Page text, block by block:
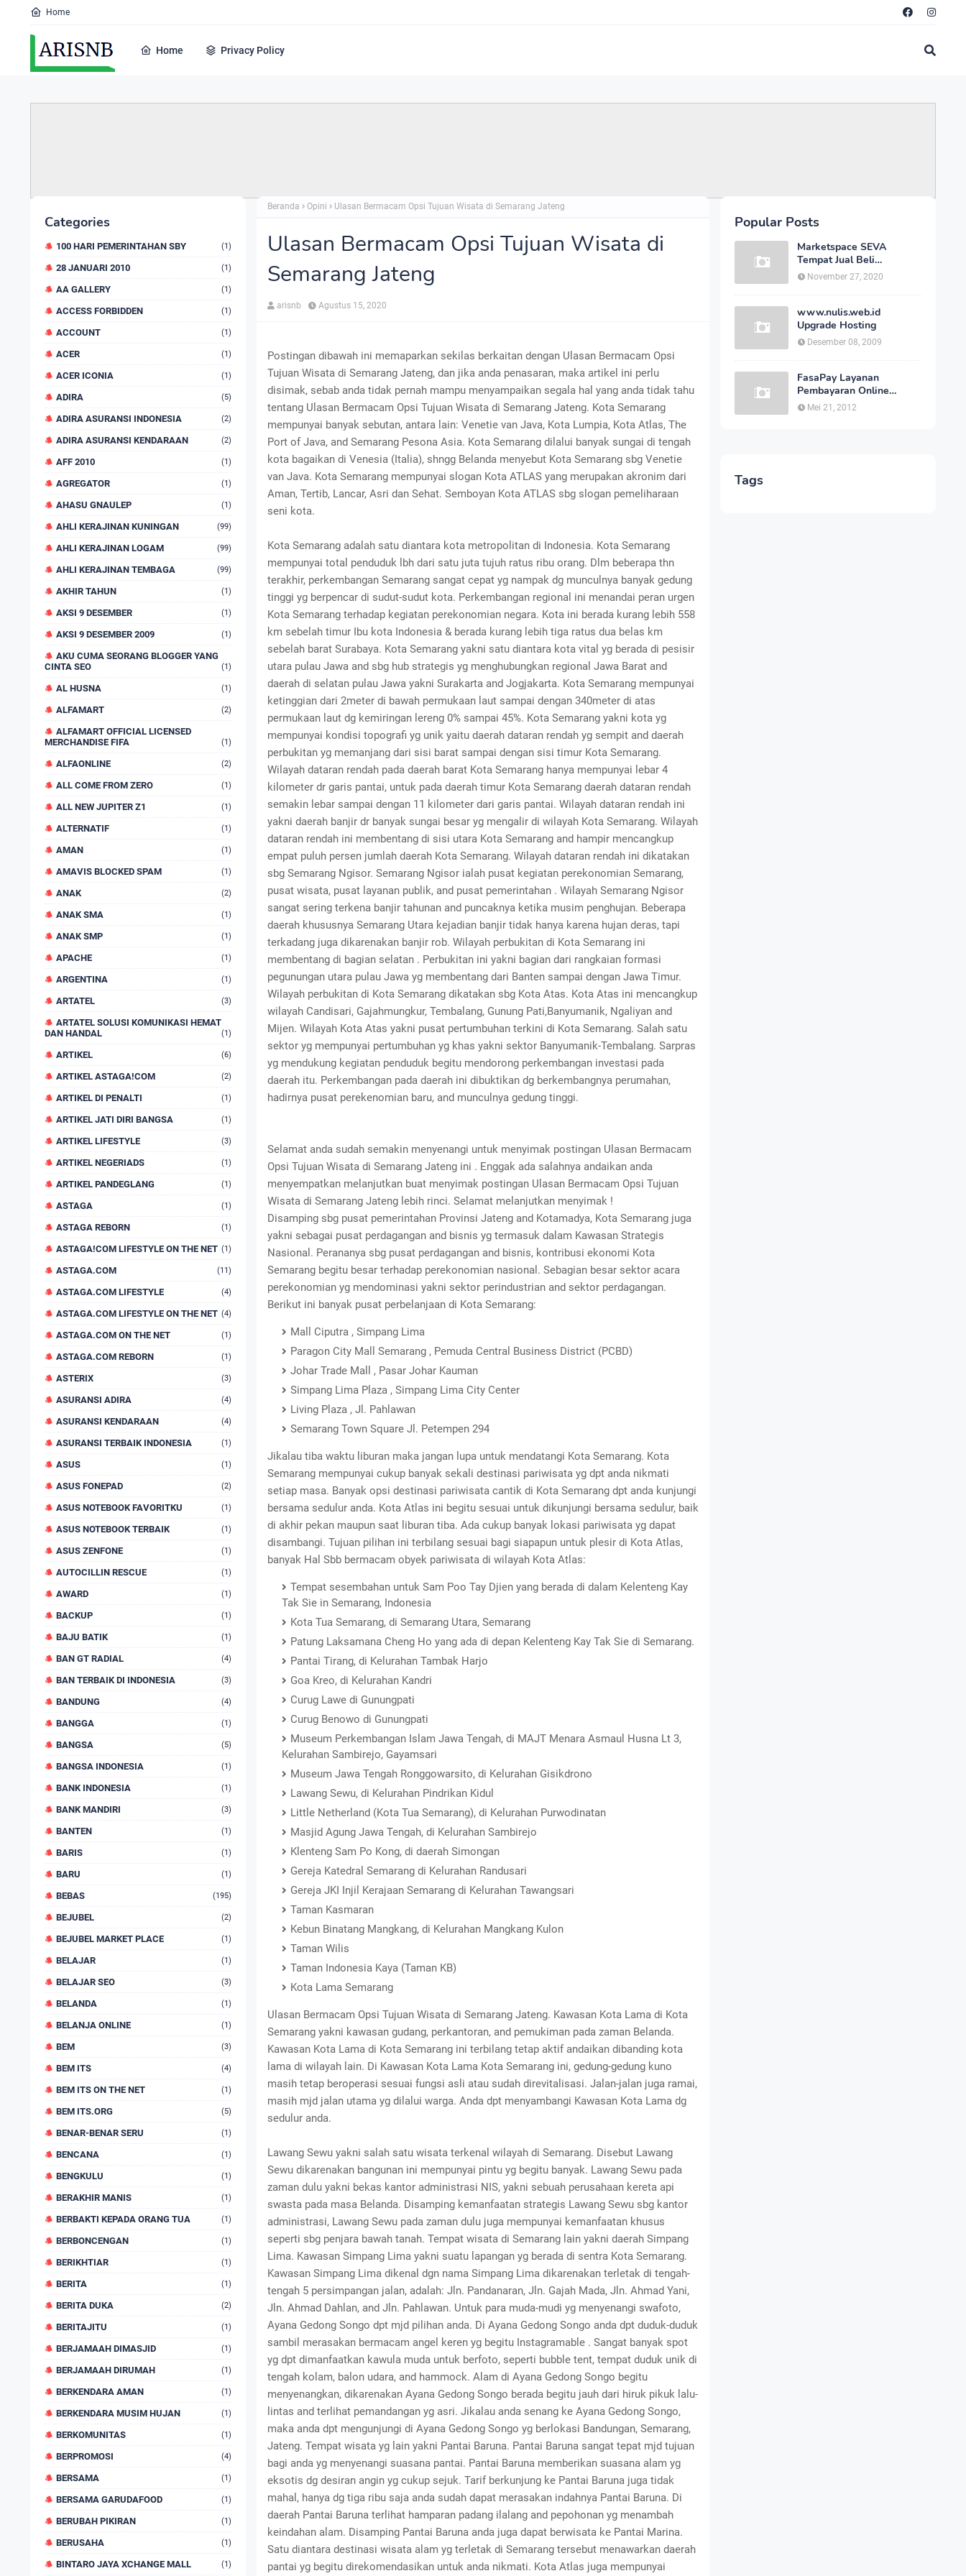
Home
Home Privacy Policy
Categories
100 HARI PEMERINTAHAN SBY (1)
28 JANUARI 2010 (1)
AA GALLERY (1)
ACCESS FORBIDDEN (1)
ACCOUNT (1)
ACER (1)
ACER ICONIA (1)
ADIRA (5)
ADIRA ASURANSI INDONESIA (2)
ADIRA ASURANSI KENDARAAN (2)
AFF 2010 (1)
AGREGATOR (1)
AHASU GNAULEP (1)
AHLI KERAJINAN KUNINGAN (99)
AHLI KERAJINAN LOGAM (99)
AHLI KERAJINAN TEMBAGA (99)
AKHIR TAHUN (1)
AKSI 9 DESEMBER (1)
AKSI 9 DESEMBER 2009 (1)
AKU CUMA SEORANG BLOGGER YANG
CINTA SEO
(1)
AL HUSNA (1)
ALFAMART (2)
ALFAMART OFFICIAL LICENSED
MERCHANDISE FIFA
(1)
ALFAONLINE (2)
ALL COME FROM ZERO (1)
ALL NEW JUPITER Z1 (1)
ALTERNATIF (1)
AMAN (1)
AMAVIS BLOCKED SPAM (1)
ANAK (2)
ANAK SMA (1)
ANAK SMP (1)
APACHE (1)
ARGENTINA (1)
ARTATEL (3)
ARTATEL SOLUSI KOMUNIKASI HEMAT
DAN HANDAL
(1)
ARTIKEL (6)
ARTIKEL ASTAGA!COM (2)
ARTIKEL DI PENALTI (1)
ARTIKEL JATI DIRI BANGSA (1)
ARTIKEL LIFESTYLE (3)
ARTIKEL NEGERIADS (1)
ARTIKEL PANDEGLANG (1)
ASTAGA (1)
ASTAGA REBORN (1)
ASTAGA!COM LIFESTYLE ON THE NET (1)
ASTAGA.COM (11)
ASTAGA.COM LIFESTYLE (4)
ASTAGA.COM LIFESTYLE ON THE NET (4)
ASTAGA.COM ON THE NET (1)
ASTAGA.COM REBORN (1)
ASTERIX (3)
ASURANSI ADIRA (4)
ASURANSI KENDARAAN (4)
ASURANSI TERBAIK INDONESIA (1)
ASUS (1)
ASUS FONEPAD (2)
ASUS NOTEBOOK FAVORITKU (1)
ASUS NOTEBOOK TERBAIK (1)
ASUS ZENFONE (1)
AUTOCILLIN RESCUE (1)
AWARD (1)
BACKUP (1)
BAJU BATIK (1)
BAN GT RADIAL (4)
BAN TERBAIK DI INDONESIA (3)
BANDUNG (4)
BANGGA (1)
BANGSA (5)
BANGSA INDONESIA (1)
BANK INDONESIA (1)
BANK MANDIRI (3)
BANTEN (1)
BARIS (1)
BARU (1)
BEBAS (195)
BEJUBEL (2)
BEJUBEL MARKET PLACE (1)
BELAJAR (1)
BELAJAR SEO (3)
BELANDA (1)
BELANJA ONLINE (1)
BEM (3)
BEM ITS (4)
BEM ITS ON THE NET (1)
BEM ITS.ORG (5)
BENAR-BENAR SERU (1)
BENCANA (1)
BENGKULU (1)
BERAKHIR MANIS (1)
BERBAKTI KEPADA ORANG TUA (1)
BERBONCENGAN (1)
BERIKHTIAR (1)
BERITA (1)
BERITA DUKA (2)
BERITAJITU (1)
BERJAMAAH DIMASJID (1)
BERJAMAAH DIRUMAH (1)
BERKENDARA AMAN (1)
BERKENDARA MUSIM HUJAN (1)
BERKOMUNITAS (1)
BERPROMOSI (4)
BERSAMA (1)
BERSAMA GARUDAFOOD (1)
BERUBAH PIKIRAN (1)
BERUSAHA (1)
BINTARO JAYA XCHANGE MALL (1)
Beranda Opini Ulasan Bermacam Opsi Tujuan Wisata di Semarang Jateng
Ulasan Bermacam Opsi Tujuan Wisata di
Semarang Jateng
arisnb Agustus 15, 2020
Postingan dibawah ini memaparkan sekilas berkaitan dengan Ulasan Bermacam Opsi
Tujuan Wisata di Semarang Jateng, dan jika anda penasaran, maka artikel ini perlu
disimak, sebab anda tidak pernah mampu menyampaikan segala hal yang anda tidak tahu
tentang Ulasan Bermacam Opsi Tujuan Wisata di Semarang Jateng. Kota Semarang
mempunyai banyak sebutan, antara lain: Venetie van Java, Kota Lumpia, Kota Atlas, The
Port of Java, and Semarang Pesona Asia. Kota Semarang dilalui banyak sungai di tengah
kota bagaikan di Venesia (Italia), shngg Belanda menyebut Kota Semarang sbg Venetie
van Java. Kota Semarang mempunyai slogan Kota ATLAS yang merupakan akronim dari
Aman, Tertib, Lancar, Asri dan Sehat. Semboyan Kota ATLAS sbg slogan pemeliharaan
seni kota.
Kota Semarang adalah satu diantara kota metropolitan di Indonesia. Kota Semarang
mempunyai total penduduk lbh dari satu juta tujuh ratus ribu orang. Dlm beberapa thn
terakhir, perkembangan Semarang sangat cepat yg nampak dg munculnya banyak gedung
tinggi yg berpencar di sudut-sudut kota. Perkembangan regional ini menandai peran urgen
Kota Semarang terhadap kegiatan perekonomian negara. Kota ini berada kurang lebih 558
km sebelah timur Ibu kota Indonesia & berada kurang lebih tiga ratus dua belas km
sebelah barat Surabaya. Kota Semarang yakni satu diantara kota vital yg berada di pesisir
utara pulau Jawa and sbg hub strategis yg menghubungkan regional Jawa Barat and
daerah di selatan pulau Jawa yakni Surakarta and Jogjakarta. Kota Semarang mempunyai
ketinggian dari 2meter di bawah permukaan laut sampai dengan 340meter di atas
permukaan laut dg kemiringan lereng 0% sampai 45%. Kota Semarang yakni kota yg
mempunyai kondisi topografi yg unik yaitu daerah dataran rendah yg sempit and daerah
perbukitan yg memanjang dari sisi barat sampai dengan sisi timur Kota Semarang.
Wilayah dataran rendah pada daerah barat Kota Semarang hanya mempunyai lebar 4
kilometer dr garis pantai, untuk pada daerah timur Kota Semarang daerah dataran rendah
semakin lebar sampai dengan 11 kilometer dari garis pantai. Wilayah dataran rendah ini
yakni daerah banjir dr banyak sungai besar yg mengalir di wilayah Kota Semarang. Wilayah
dataran rendah ini membentang di sisi utara Kota Semarang and hampir mencangkup
empat puluh persen jumlah daerah Kota Semarang. Wilayah dataran rendah ini dikatakan
sbg Semarang Ngisor. Semarang Ngisor ialah pusat kegiatan perekonomian Semarang,
pusat wisata, pusat layanan publik, and pusat pemerintahan . Wilayah Semarang Ngisor
sangat sering terkena banjir tahunan and puncaknya ketika musim penghujan. Beberapa
daerah khususnya Semarang Utara kejadian banjir tidak hanya karena hujan deras, tapi
terkadang juga dikarenakan banjir rob. Wilayah perbukitan di Kota Semarang ini
membentang di bagian selatan . Perbukitan ini yakni bagian dari rangkaian formasi
pegunungan utara pulau Jawa yg membentang dari Banten sampai dengan Jawa Timur.
Wilayah perbukitan di Kota Semarang dikatakan sbg Kota Atas. Kota Atas ini mencangkup
wilayah Candisari, Gajahmungkur, Tembalang, Gunung Pati,Banyumanik, Ngaliyan and
Mijen. Wilayah Kota Atas yakni pusat pertumbuhan terkini di Kota Semarang. Salah satu
sektor yg mempunyai pertumbuhan yg khas yakni sektor Banyumanik-Tembalang. Sarpras
yg mendukung kegiatan penduduk begitu mendorong perkembangan investasi pada
daerah itu. Perkembangan pada daerah ini dibuktikan dg berkembangnya perumahan,
hadirnya pusat perekenomian baru, and munculnya gedung tinggi.
Selamat anda sudah semakin menyenangi untuk menyimak postingan Ulasan Bermacam
Opsi Tujuan Wisata di Semarang Jateng ini . Enggak ada salahnya andaikan anda
menyempatkan melanjutkan buat menyimak postingan Ulasan Bermacam Opsi Tujuan
Wisata di Semarang Jateng lebih rinci. Selamat melanjutkan menyimak !
Disamping sbg pusat pemerintahan Provinsi Jateng and Kotamadya, Kota Semarang juga
yakni sebagai pusat perdagangan and bisnis yg termasuk dalam Kawasan Strategis
Nasional. Perananya sbg pusat perdagangan and bisnis, kontribusi ekonomi Kota
Semarang begitu besar terhadap perekonomian nasional. Sebagian besar sektor acara
perekonomian yg mendominasi yakni sektor perindustrian and sektor perdagangan.
Berikut ini banyak pusat perbelanjaan di Kota Semarang:
Mall Ciputra , Simpang Lima
Paragon City Mall Semarang , Pemuda Central Business District (PCBD)
Johar Trade Mall , Pasar Johar Kauman
Simpang Lima Plaza , Simpang Lima City Center
Living Plaza , Jl. Pahlawan
Semarang Town Square Jl. Petempen 294
Jikalau tiba waktu liburan maka jangan lupa untuk mendatangi Kota Semarang. Kota
Semarang mempunyai cukup banyak sekali destinasi pariwisata yg dpt anda nikmati
setiap masa. Banyak opsi destinasi pariwisata cantik di Kota Semarang dpt anda kunjungi
bersama sedulur anda. Kota Atlas ini begitu sesuai untuk dikunjungi bersama sedulur, baik
di akhir pekan maupun saat liburan tiba. Ada cukup banyak lokasi pariwisata yg dapat
disambangi. Tujuan pilihan ini terbilang sesuai bagi siapapun untuk plesir di Kota Atlas,
banyak Hal Sbb bermacam obyek pariwisata di wilayah Kota Atlas:
Tempat sesembahan untuk Sam Poo Tay Djien yang berada di dalam Kelenteng Kay
Tak Sie in Semarang, Indonesia
Kota Tua Semarang, di Semarang Utara, Semarang
Patung Laksamana Cheng Ho yang ada di depan Kelenteng Kay Tak Sie di Semarang.
Pantai Tirang, di Kelurahan Tambak Harjo
Goa Kreo, di Kelurahan Kandri
Curug Lawe di Gunungpati
Curug Benowo di Gunungpati
Museum Perkembangan Islam Jawa Tengah, di MAJT Menara Asmaul Husna Lt 3,
Kelurahan Sambirejo, Gayamsari
Museum Jawa Tengah Ronggowarsito, di Kelurahan Gisikdrono
Lawang Sewu, di Kelurahan Pindrikan Kidul
Little Netherland (Kota Tua Semarang), di Kelurahan Purwodinatan
Masjid Agung Jawa Tengah, di Kelurahan Sambirejo
Klenteng Sam Po Kong, di daerah Simongan
Gereja Katedral Semarang di Kelurahan Randusari
Gereja JKI Injil Kerajaan Semarang di Kelurahan Tawangsari
Taman Kasmaran
Kebun Binatang Mangkang, di Kelurahan Mangkang Kulon
Taman Wilis
Taman Indonesia Kaya (Taman KB)
Kota Lama Semarang
Ulasan Bermacam Opsi Tujuan Wisata di Semarang Jateng. Kawasan Kota Lama di Kota
Semarang yakni kawasan gudang, perkantoran, and pemukiman pada zaman Belanda.
Kawasan Kota Lama di Kota Semarang ini terbilang tetap aktif andaikan dibanding kota
lama di wilayah lain. Di Kawasan Kota Lama Kota Semarang ini, gedung-gedung kuno
masih tetap beroperasi sesuai fungsi asli atau sudah direvitalisasi. Jalan-jalan juga ramai,
masih mjd jalan utama yg dilalui warga. Anda dpt menyambangi Kawasan Kota Lama dg
sedulur anda.
Lawang Sewu yakni salah satu wisata terkenal wilayah di Semarang. Disebut Lawang
Sewu dikarenakan bangunan ini mempunyai pintu yg begitu banyak. Lawang Sewu pada
zaman dulu yakni bekas kantor administrasi NIS, yakni sebuah perusahaan kereta api
swasta pada masa Belanda. Disamping kemanfaatan strategis Lawang Sewu sbg kantor
administrasi, Lawang Sewu pada zaman dulu juga mempunyai kemanfaatan khusus
seperti sbg penjara bawah tanah. Tempat wisata di Semarang lain yakni daerah Simpang
Lima. Kawasan Simpang Lima yakni suatu lapangan yg berada di sentra Kota Semarang.
Kawasan Simpang Lima dikenal dgn nama Simpang Lima dikarenakan terletak di tengah-
tengah 5 persimpangan jalan, adalah: Jln. Pandanaran, Jln. Gajah Mada, Jln. Ahmad Yani,
Jln. Ahmad Dahlan, and Jln. Pahlawan. Untuk para muda-mudi yg menyenangi swafoto,
Ayana Gedong Songo dpt mjd pilihan anda. Di Ayana Gedong Songo anda dpt duduk-duduk
sambil merasakan bermacam angel keren yg begitu Instagramable . Sangat banyak spot
yg dpt dimanfaatkan kawula muda untuk berfoto, seperti bubble tent, tempat duduk unik di
tengah kolam, balon udara, and hammock. Alam di Ayana Gedong Songo begitu
menyenangkan, dikarenakan Ayana Gedong Songo berada begitu jauh dari hiruk pikuk lalu-
lintas and terlihat pemandangan yg asri. Jikalau anda senang ke Ayana Gedong Songo,
maka anda dpt mengunjungi di Ayana Gedong Songo yg berlokasi Bandungan, Semarang,
Jateng. Tempat wisata yg lain yakni Pantai Baruna. Pantai Baruna sangat tepat mjd tujuan
bagi anda yg menyenangi suasana pantai. Pantai Baruna memberikan suasana alam yg
eksotis dg desiran angin yg cukup sejuk. Tarif berkunjung ke Pantai Baruna juga tidak
mahal, hanya dg tiga ribu saja anda sudah dapat merasakan indahnya Pantai Baruna. Di
daerah Pantai Baruna terlihat hamparan padang ilalang and pepohonan yg menambah
keindahan alam. Disamping Pantai Baruna anda juga dapat berwisata ke Pantai Marina.
Satu diantara destinasi wisata alam yg terletak di Semarang tersebut menawarkan daerah
pantai yg begitu direkomendasikan untuk anda nikmati. Kota Atlas juga mempunyai
Popular Posts
Marketspace SEVA
Tempat Jual Beli
Kendaraan Bekas Joss
Secara Online Dengan
November 27, 2020
www.nulis.web.id
Upgrade Hosting
Desember 08, 2009
FasaPay Layanan
Pembayaran Online
Indonesia Cepat dan
Mei 21, 2012
Tags